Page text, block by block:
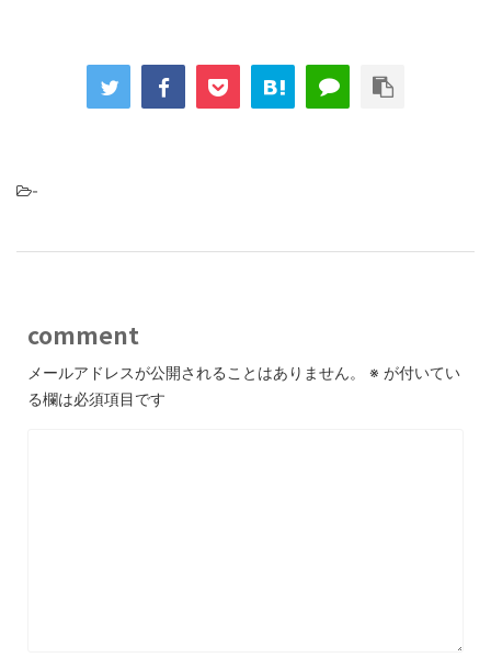
-
comment
メールアドレスが公開されることはありません。 ※ が付いてい
る欄は必須項目です